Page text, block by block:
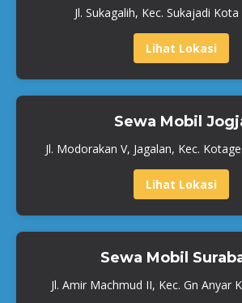
Jl. Sukagalih, Kec. Sukajadi
Lihat Lokasi
Sewa Mobil
Jl. Modorakan V, Jagalan, Kec.
Lihat Lokasi
Sewa Mobil
Jl. Amir Machmud II, Kec. Gn Anyar